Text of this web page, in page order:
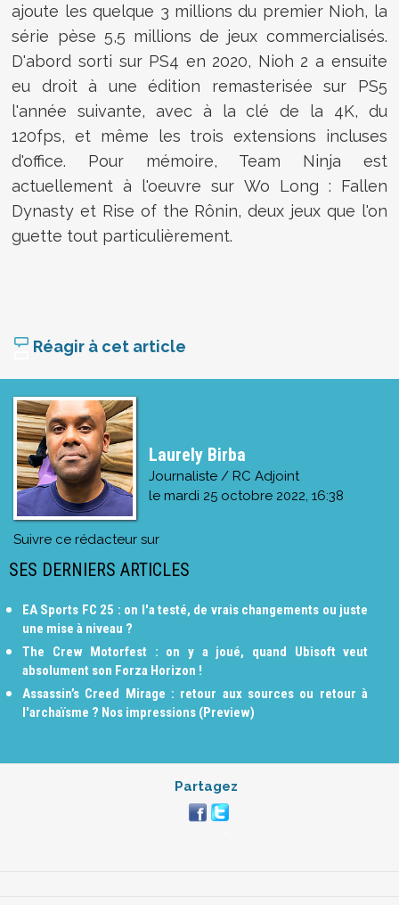
ajoute les quelque 3 millions du premier Nioh, la
série pèse 5,5 millions de jeux commercialisés.
D'abord sorti sur PS4 en 2020, Nioh 2 a ensuite
eu droit à une édition remasterisée sur PS5
l'année suivante, avec à la clé de la 4K, du
120fps, et même les trois extensions incluses
d'office. Pour mémoire, Team Ninja est
actuellement à l'oeuvre sur Wo Long : Fallen
Dynasty et Rise of the Rônin, deux jeux que l'on
guette tout particulièrement.
Réagir à cet article
Laurely Birba
Journaliste / RC Adjoint
le mardi 25 octobre 2022, 16:38
Suivre ce rédacteur sur
SES DERNIERS ARTICLES
EA Sports FC 25 : on l'a testé, de vrais changements ou juste
une mise à niveau ?
The Crew Motorfest : on y a joué, quand Ubisoft veut
absolument son Forza Horizon !
Assassin’s Creed Mirage : retour aux sources ou retour à
l'archaïsme ? Nos impressions (Preview)
Partagez